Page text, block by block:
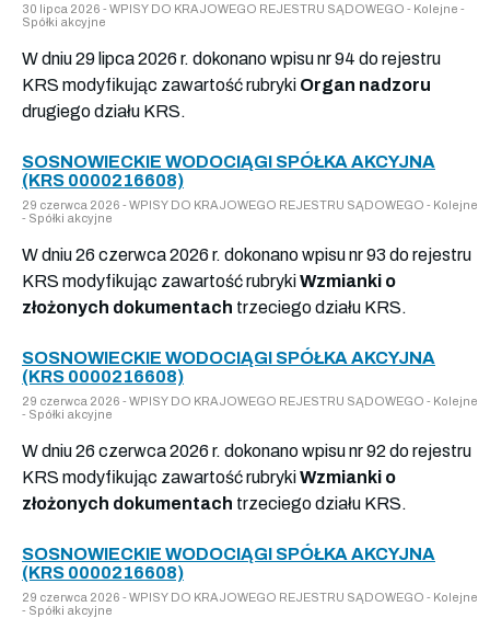
30 lipca 2026 - WPISY DO KRAJOWEGO REJESTRU SĄDOWEGO - Kolejne -
Spółki akcyjne
W dniu 29 lipca 2026 r. dokonano wpisu nr 94 do rejestru
KRS modyfikując zawartość rubryki Organ nadzoru
drugiego działu KRS.
SOSNOWIECKIE WODOCIĄGI SPÓŁKA AKCYJNA
(KRS 0000216608)
29 czerwca 2026 - WPISY DO KRAJOWEGO REJESTRU SĄDOWEGO - Kolejne
- Spółki akcyjne
W dniu 26 czerwca 2026 r. dokonano wpisu nr 93 do rejestru
KRS modyfikując zawartość rubrykiWzmianki o
złożonych dokumentach trzeciego działu KRS.
SOSNOWIECKIE WODOCIĄGI SPÓŁKA AKCYJNA
(KRS 0000216608)
29 czerwca 2026 - WPISY DO KRAJOWEGO REJESTRU SĄDOWEGO - Kolejne
- Spółki akcyjne
W dniu 26 czerwca 2026 r. dokonano wpisu nr 92 do rejestru
KRS modyfikując zawartość rubrykiWzmianki o
złożonych dokumentach trzeciego działu KRS.
SOSNOWIECKIE WODOCIĄGI SPÓŁKA AKCYJNA
(KRS 0000216608)
29 czerwca 2026 - WPISY DO KRAJOWEGO REJESTRU SĄDOWEGO - Kolejne
- Spółki akcyjne